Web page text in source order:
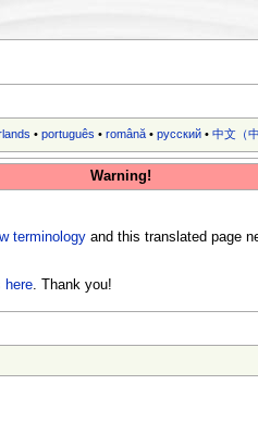
•português •română •русский •中文（
Warning!
terminology and this translated page
here. Thank you!